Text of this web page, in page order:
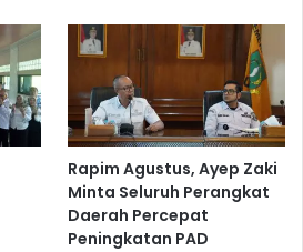
Rapim Agustus, Ayep Zaki
Minta Seluruh Perangkat
Daerah Percepat
Peningkatan PAD